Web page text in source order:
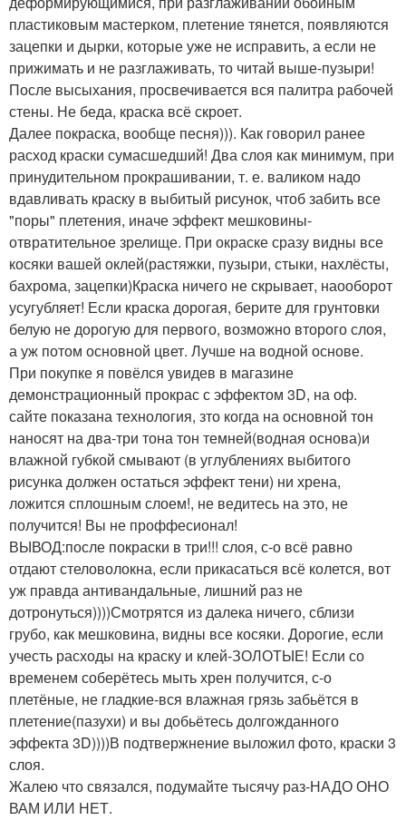
пластиковым мастерком, плетение тянется, появляются
зацепки и дырки, которые уже не исправить, а если не
прижимать и не разглаживать, то читай выше-пузыри!
После высыхания, просвечивается вся палитра рабочей
стены. Не беда, краска всё скроет.
Далее покраска, вообще песня))). Как говорил ранее
расход краски сумасшедший! Два слоя как минимум, при
принудительном прокрашивании, т. е. валиком надо
вдавливать краску в выбитый рисунок, чтоб забить все
"поры" плетения, иначе эффект мешковины-
отвратительное зрелище. При окраске сразу видны все
косяки вашей оклей(растяжки, пузыри, стыки, нахлёсты,
бахрома, зацепки)Краска ничего не скрывает, наооборот
усугубляет! Если краска дорогая, берите для грунтовки
белую не дорогую для первого, возможно второго слоя,
а уж потом основной цвет. Лучше на водной основе.
При покупке я повёлся увидев в магазине
демонстрационный прокрас с эффектом 3D, на оф.
сайте показана технология, зто когда на основной тон
наносят на два-три тона тон темней(водная основа)и
влажной губкой смывают (в углублениях выбитого
рисунка должен остаться эффект тени) ни хрена,
ложится сплошным слоем!, не ведитесь на это, не
получится! Вы не проффесионал!
ВЫВОД:после покраски в три!!! слоя, с-о всё равно
отдают стеловолокна, если прикасаться всё колется, вот
уж правда антивандальные, лишний раз не
дотронуться))))Смотрятся из далека ничего, сблизи
грубо, как мешковина, видны все косяки. Дорогие, если
учесть расходы на краску и клей-ЗОЛОТЫЕ! Если со
временем соберётесь мыть хрен получится, с-о
плетёные, не гладкие-вся влажная грязь забьётся в
плетение(пазухи) и вы добьётесь долгожданного
эффекта 3D))))В подтвержнение выложил фото, краски 3
слоя.
Жалею что связался, подумайте тысячу раз-НАДО ОНО
ВАМ ИЛИ НЕТ.